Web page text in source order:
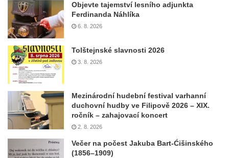
Objevte tajemství lesního adjunkta
Ferdinanda Náhlíka
6. 8. 2026
Tolštejnské slavnosti 2026
3. 8. 2026
Mezinárodní hudební festival varhanní
duchovní hudby ve Filipově 2026 – XIX.
ročník – zahajovací koncert
2. 8. 2026
Večer na počest Jakuba Bart-Ćišinského
(1856–1909)